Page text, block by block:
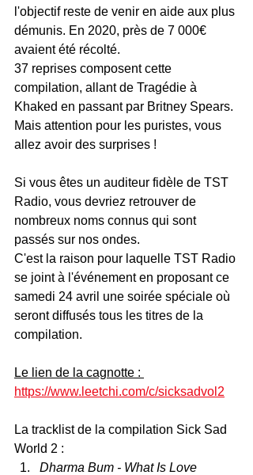
l'objectif reste de venir en aide aux plus
démunis. En 2020, près de 7 000€
avaient été récolté.
37 reprises composent cette
compilation, allant de Tragédie à
Khaked en passant par Britney Spears.
Mais attention pour les puristes, vous
allez avoir des surprises !
Si vous êtes un auditeur fidèle de TST
Radio, vous devriez retrouver de
nombreux noms connus qui sont
passés sur nos ondes.
C'est la raison pour laquelle TST Radio
se joint à l'événement en proposant ce
samedi 24 avril une soirée spéciale où
seront diffusés tous les titres de la
compilation.
Le lien de la cagnotte :
https://www.leetchi.com/c/sicksadvol2
La tracklist de la compilation Sick Sad
World 2 :
Dharma Bum - What Is Love